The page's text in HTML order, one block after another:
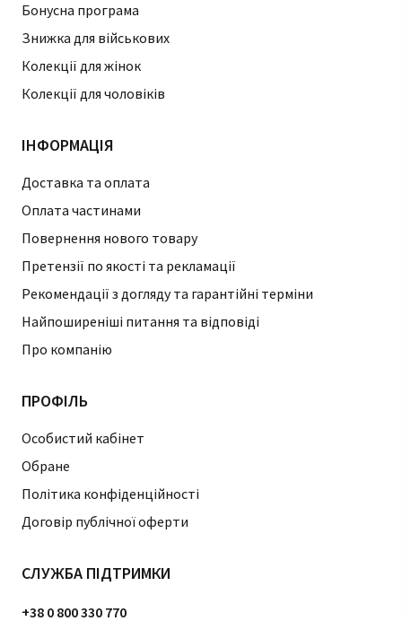
Бонусна програма
Знижка для військових
Колекції для жінок
Колекції для чоловіків
ІНФОРМАЦІЯ
Доставка та оплата
Оплата частинами
Повернення нового товару
Претензії по якості та рекламації
Рекомендації з догляду та гарантійні терміни
Найпоширеніші питання та відповіді
Про компанію
ПРОФІЛЬ
Особистий кабінет
Обране
Політика конфіденційності
Договір публічної оферти
СЛУЖБА ПІДТРИМКИ
+38 0 800 330 770